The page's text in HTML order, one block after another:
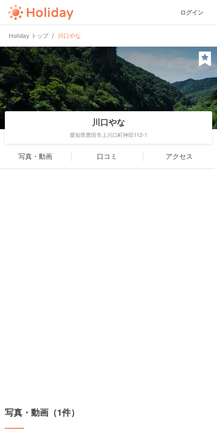
ログイン
Holiday トップ 川口やな
川口やな
愛知県豊田市上川口町神田112-1
写真・動画 口コミ アクセス
写真・動画（1件）